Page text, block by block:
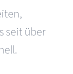
seit über